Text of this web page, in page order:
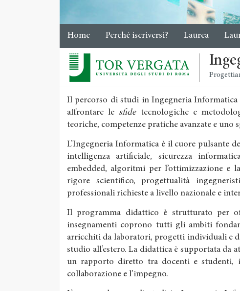
Home Perché iscriversi? Laurea
Il percorso di studi in Ingegneria Informatica
affrontare le sfidetecnologiche e
teoriche, competenze pratiche avanzate e uno
L’Ingegneria Informatica è il cuore pulsante
intelligenza artificiale, sicurezza
embedded, algoritmi per l’ottimizzazione
rigore scientifico, progettualità
professionali richieste a livello nazionale e
Il programma didattico è strutturato per
insegnamenti coprono tutti gli ambiti
arricchiti da laboratori, progetti individuali e
studio all’estero. La didattica è supportata da
un rapporto diretto tra docenti e studenti,
collaborazione e l’impegno.